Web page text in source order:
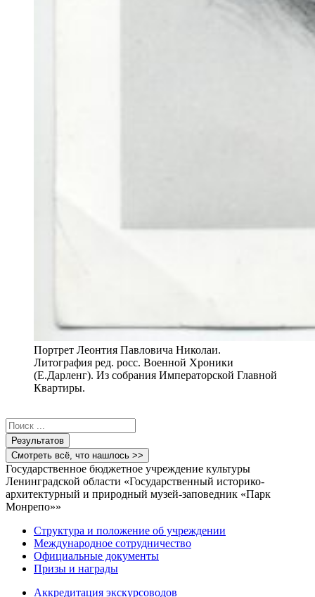
Портрет Леонтия Павловича Николаи.
Литография ред. росс. Военной Хроники
(Е.Дарленг). Из собрания Императорской Главной
Квартиры.
Search
...Результатов
Смотреть всё, что нашлось >>
Государственное бюджетное учреждение культуры
Ленинградской области «Государственный историко-
архитектурный и природный музей-заповедник «Парк
Монрепо»»
Структура и положение об учреждении
Международное сотрудничество
Официальные документы
Призы и награды
Аккредитация экскурсоводов